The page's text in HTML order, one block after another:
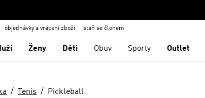
objednávky a vrácení zboží staň se členem
Ženy Děti Obuv Sporty Outlet
Tenis Pickleball